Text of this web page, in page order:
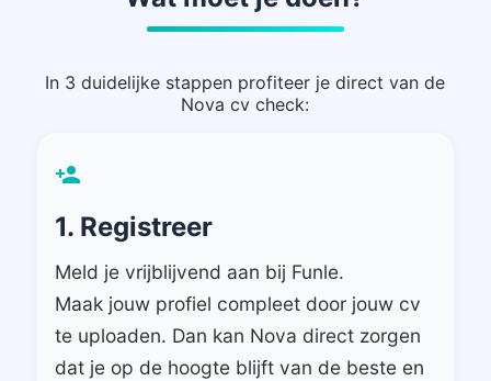
In 3 duidelijke stappen profiteer je direct van de
Nova cv check:
person_add
1. Registreer
Meld je vrijblijvend aan bij Funle.
Maak jouw profiel compleet door jouw cv
te uploaden. Dan kan Nova direct zorgen
dat je op de hoogte blijft van de beste en